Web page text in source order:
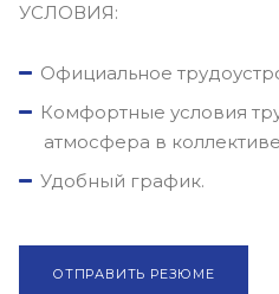
УСЛОВИЯ:
Официальное
Комфортные условия
атмосфера в
Удобный график.
ОТПРАВИТЬ РЕЗЮМЕ